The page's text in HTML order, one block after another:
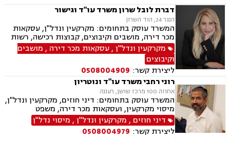
דברת לובל שרון משרד עו"ד וגישור
הנגר 24, הוד השרון
המשרד עוסק בתחומים: מקרקעין ונדל"ן, עסקאות
מכר דירה, מושבים וקיבוצים, קבוצות רכישה, רשות
מקרקעי ישראל, בתים משותפים, מיסוי נדלן, ייפוי
כוח מתמשך, ירושות וצוואות, גישור, הסכמי ממון,
העברה בין דורית.
מקרקעין ונדל"ן,עסקאות מכר דירה , מושבים
וקיבוצים
ליצירת קשר: 0508004909
רוני רחבי משרד עו"ד ונוטריון
אחוזה 100 מרכז שושן, רעננה
המשרד עוסק בתחומים: דיני חוזים, מקרקעין ונדל"ן,
מיסוי מקרקעין, ועסקאות מכר דירה, משפט
אזרחי-מסחרי, ייפוי כוח מתמשך, ירושות וצוואות,
דיני עבודה, דיני משפחה, הסכמי ממון, נזקי גוף
ותאונות, נוטריון.
דיני חוזים , מקרקעין ונדל"ן, מיסוי נדל"ן
ליצירת קשר: 0508004979